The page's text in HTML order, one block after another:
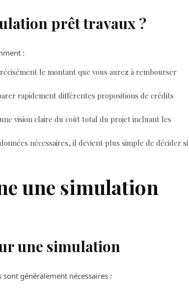
prêt travaux ?
:
le montant que vous aurez à rembourser
rapidement différentes propositions de crédits
vision claire du coût total du projet incluant les
nécessaires, il devient plus simple de décider si
une simulation
une simulation
généralement nécessaires :